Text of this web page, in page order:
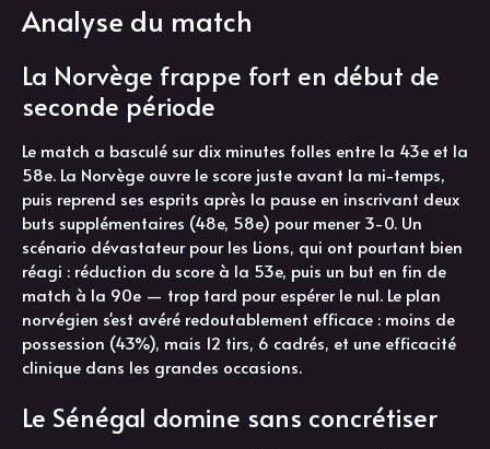
Analyse du match
La Norvège frappe fort en début de
seconde période
Le match a basculé sur dix minutes folles entre la 43e et la
58e. La Norvège ouvre le score juste avant la mi-temps,
puis reprend ses esprits après la pause en inscrivant deux
buts supplémentaires (48e, 58e) pour mener 3-0. Un
scénario dévastateur pour les Lions, qui ont pourtant bien
réagi : réduction du score à la 53e, puis un but en fin de
match à la 90e — trop tard pour espérer le nul. Le plan
norvégien s'est avéré redoutablement efficace : moins de
possession (43%), mais 12 tirs, 6 cadrés, et une efficacité
clinique dans les grandes occasions.
Le Sénégal domine sans concrétiser